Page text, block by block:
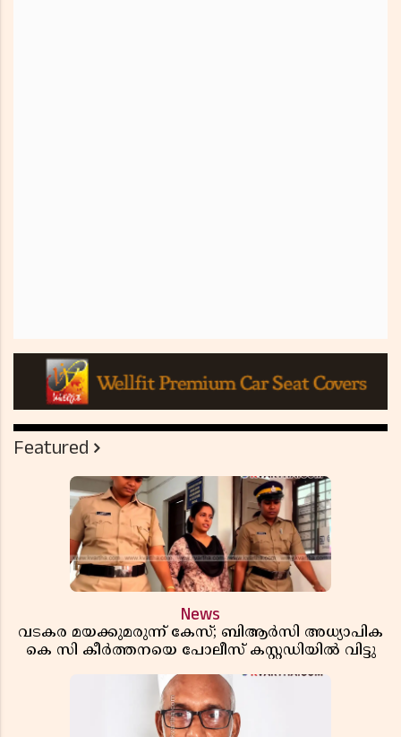
Featured
News
വടകര മയക്കുമരുന്ന് കേസ്; ബിആർസി അധ്യാപിക
കെ സി കീർത്തനയെ പോലീസ് കസ്റ്റഡിയിൽ വിട്ടു